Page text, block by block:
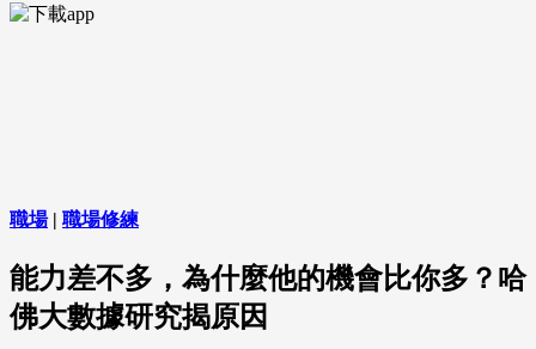
職場| 職場修練
能力差不多，為什麼他的機會比你多？哈
佛大數據研究揭原因